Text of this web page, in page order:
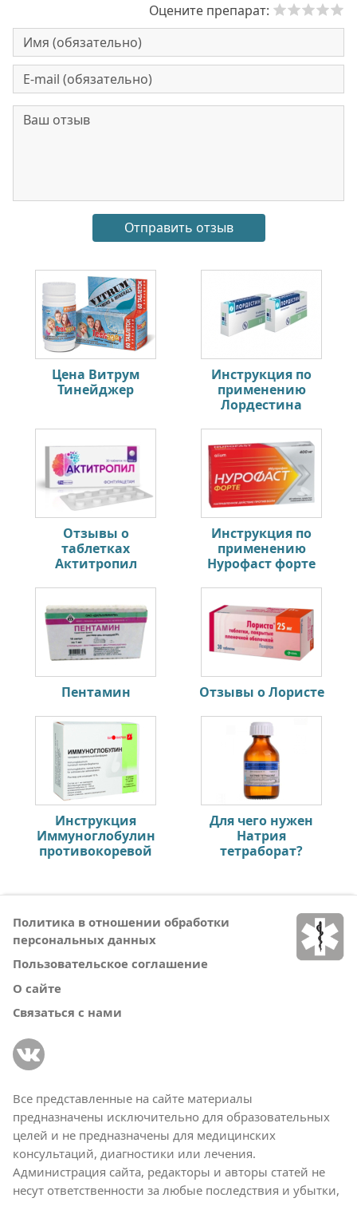
Оцените препарат:
Цена Витрум
Тинейджер
Инструкция по
применению
Лордестина
Отзывы о
таблетках
Актитропил
Инструкция по
применению
Нурофаст форте
Пентамин Отзывы о Лористе
Инструкция
Иммуноглобулин
противокоревой
Для чего нужен
Натрия
тетраборат?
Политика в отношении обработки
персональных данных
Пользовательское соглашение
О сайте
Связаться с нами
Все представленные на сайте материалы
предназначены исключительно для образовательных
целей и не предназначены для медицинских
консультаций, диагностики или лечения.
Администрация сайта, редакторы и авторы статей не
несут ответственности за любые последствия и убытки,